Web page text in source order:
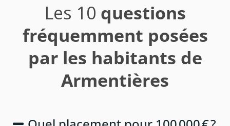
Les 10 questions
fréquemment posées
par les habitants de
Armentières